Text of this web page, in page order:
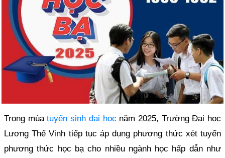
Trong mùatuyển sinh đại học năm 2025, Trường Đại học
Lương Thế Vinh tiếp tục áp dụng phương thức xét tuyển
phương thức học bạ cho nhiều ngành học hấp dẫn như